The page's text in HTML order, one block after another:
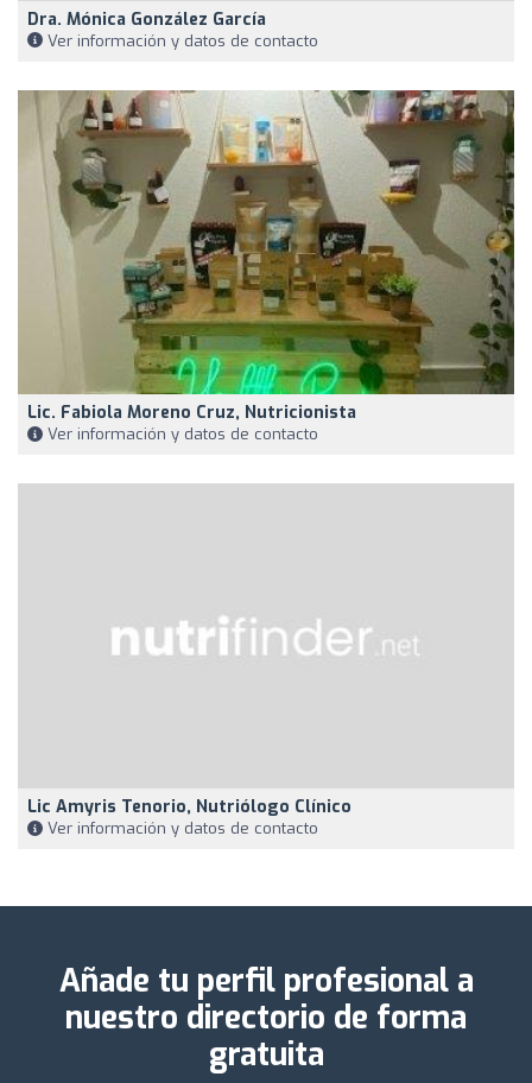
Dra. Mónica González García
Ver información y datos de contacto
Lic. Fabiola Moreno Cruz, Nutricionista
Ver información y datos de contacto
Lic Amyris Tenorio, Nutriólogo Clínico
Ver información y datos de contacto
Añade tu perfil profesional a
nuestro directorio de forma
gratuita